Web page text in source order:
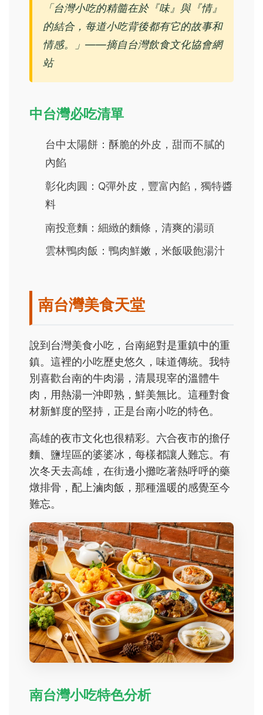
「台灣小吃的精髓在於『味』與『情』
的結合，每道小吃背後都有它的故事和
情感。」——摘自台灣飲食文化協會網
站
中台灣必吃清單
台中太陽餅：酥脆的外皮，甜而不膩的
內餡
彰化肉圓：Q彈外皮，豐富內餡，獨特醬
料
南投意麵：細緻的麵條，清爽的湯頭
雲林鴨肉飯：鴨肉鮮嫩，米飯吸飽湯汁
南台灣美食天堂
說到台灣美食小吃，台南絕對是重鎮中的重
鎮。這裡的小吃歷史悠久，味道傳統。我特
別喜歡台南的牛肉湯，清晨現宰的溫體牛
肉，用熱湯一沖即熟，鮮美無比。這種對食
材新鮮度的堅持，正是台南小吃的特色。
高雄的夜市文化也很精彩。六合夜市的擔仔
麵、鹽埕區的婆婆冰，每樣都讓人難忘。有
次冬天去高雄，在街邊小攤吃著熱呼呼的藥
燉排骨，配上滷肉飯，那種溫暖的感覺至今
難忘。
南台灣小吃特色分析